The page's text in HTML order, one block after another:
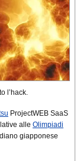
l’hack.
ProjectWEB SaaS
alle Olimpiadi
giapponese